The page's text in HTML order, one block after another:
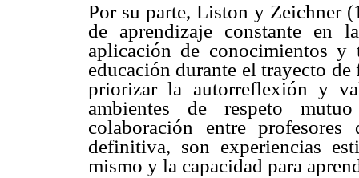
Por su parte, Liston y Zeichner
de aprendizaje constante en
aplicación de conocimientos y
educación durante el trayecto
priorizar la autorreflexión y
ambientes de respeto
colaboración entre
definitiva, son experiencias
mismo y la capacidad para